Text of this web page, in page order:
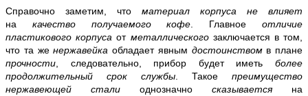
Справочно заметим, что материал корпуса
не влияет
на качество получаемого кофе. Главное отличие
пластикового корпуса от металлического заключается в том,
что та женержавейка обладает явным достоинством в плане
прочности, следовательно, прибор будет иметь более
продолжительный срок службы. Такое преимущество
нержавеющей стали однозначно сказывается на